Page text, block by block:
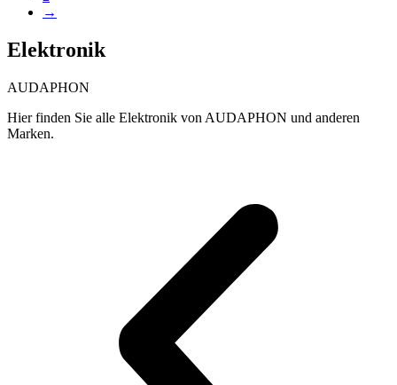
→
Elektronik
AUDAPHON
Hier finden Sie alle Elektronik von AUDAPHON und anderen
Marken.